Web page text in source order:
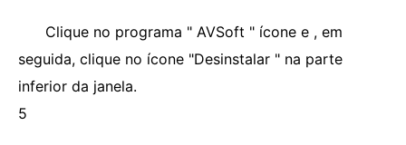
Clique no programa " AVSoft " ícone e , em
seguida, clique no ícone "Desinstalar " na parte
inferior da janela.
5